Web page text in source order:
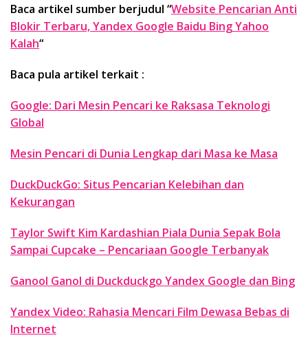
Baca artikel sumber berjudul “Website Pencarian Anti
Blokir Terbaru, Yandex Google Baidu Bing Yahoo
Kalah“
Baca pula artikel terkait :
Google: Dari Mesin Pencari ke Raksasa Teknologi
Global
Mesin Pencari di Dunia Lengkap dari Masa ke Masa
DuckDuckGo: Situs Pencarian Kelebihan dan
Kekurangan
Taylor Swift Kim Kardashian Piala Dunia Sepak Bola
Sampai Cupcake – Pencariaan Google Terbanyak
Ganool Ganol di Duckduckgo Yandex Google dan Bing
Yandex Video: Rahasia Mencari Film Dewasa Bebas di
Internet